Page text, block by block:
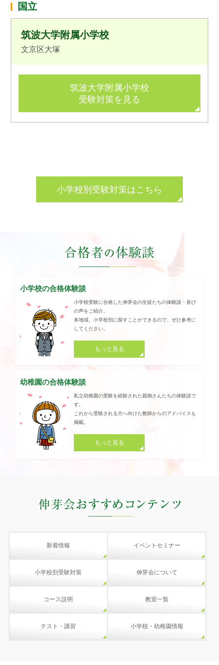
国立
筑波大学附属小学校
文京区大塚
筑波大学附属小学校
受験対策を見る
小学校別受験対策はこちら
小学校の合格体験談
小学校受験に合格した伸芽会の生徒たちの体験談・喜び
の声をご紹介。
各地域、小学校別に探すことができるので、ぜひ参考に
してください。
もっと見る
幼稚園の合格体験談
私立幼稚園の受験を経験された親御さんたちの体験談で
す。
これから受験される方へ向けた教師からのアドバイスも
掲載。
もっと見る
新着情報 イベントセミナー
小学校別受験対策 伸芽会について
コース説明 教室一覧
テスト・講習 小学校・幼稚園情報